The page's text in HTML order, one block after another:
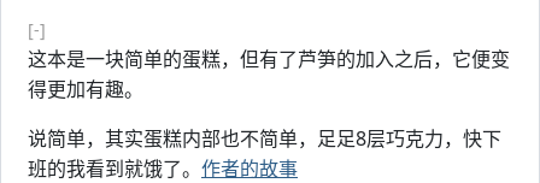
[-]
这本是一块简单的蛋糕，但有了芦笋的加入之后，它便变
得更加有趣。
说简单，其实蛋糕内部也不简单，足足8层巧克力，快下
班的我看到就饿了。 作者的故事